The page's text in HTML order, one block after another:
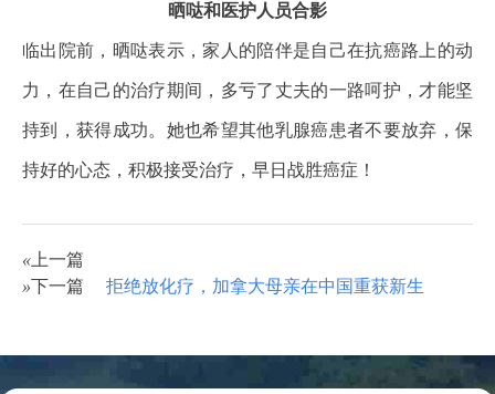
晒哒和医护人员合影
临出院前，晒哒表示，家人的陪伴是自己在抗癌路上的动
力，在自己的治疗期间，多亏了丈夫的一路呵护，才能坚
持到，获得成功。她也希望其他乳腺癌患者不要放弃，保
持好的心态，积极接受治疗，早日战胜癌症！
« 上一篇
»下一篇 拒绝放化疗，加拿大母亲在中国重获新生